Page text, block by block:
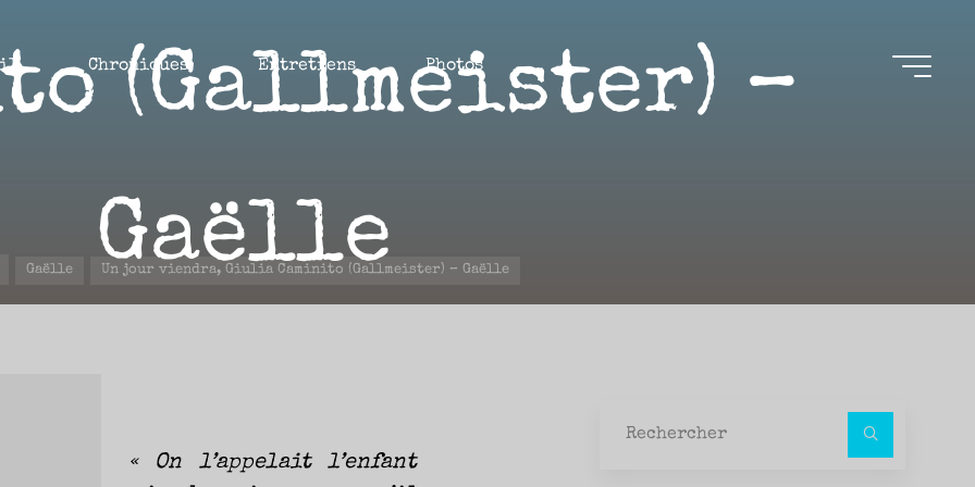
Chroniques Entretiens Photos
(Gallmeister) –
Gaëlle
AccueilGaëlle Un jour viendra, Giulia Caminito (Gallmeister) – Gaëlle
« On l’appelait l’enfant